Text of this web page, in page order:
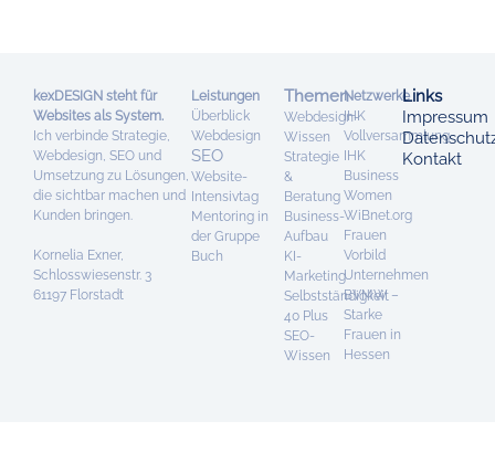
kexDESIGN steht für
Websites als System.
Ich verbinde Strategie,
Webdesign, SEO und
Umsetzung zu Lösungen,
die sichtbar machen und
Kunden bringen.
Kornelia Exner,
Schlosswiesenstr. 3
61197 Florstadt
Leistungen
Überblick
Webdesign
SEO
Website-
Intensivtag
Mentoring in
der Gruppe
Buch
Themen
Webdesign-
Wissen
Strategie
&
Beratung
Business-
Aufbau
KI-
Marketing
Selbstständigkeit
40 Plus
SEO-
Wissen
Netzwerke
IHK
Vollversammlung
IHK
Business
Women
WiBnet.org
Frauen
Vorbild
Unternehmen
BVMW –
Starke
Frauen in
Hessen
Links
Impressum
Kontakt